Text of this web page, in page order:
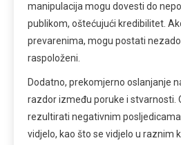
manipulacija mogu dovesti do
publikom, oštećujući kredibilitet.
prevarenima, mogu postati
raspoloženi.
Dodatno, prekomjerno oslanjanje
razdor između poruke i stvarnosti.
rezultirati negativnim
vidjelo, kao što se vidjelo u raznim